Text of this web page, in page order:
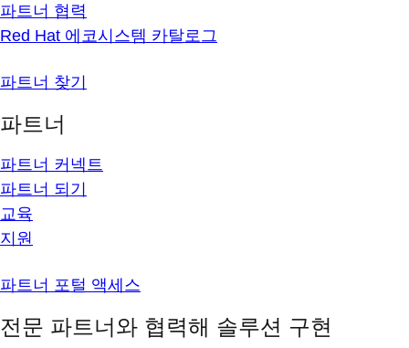
파트너 협력
Red Hat 에코시스템 카탈로그
파트너 찾기
파트너
파트너 커넥트
파트너 되기
교육
지원
파트너 포털 액세스
전문 파트너와 협력해 솔루션 구현